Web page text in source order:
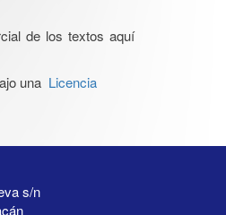
de los textos aquí
una Licencia
s/n